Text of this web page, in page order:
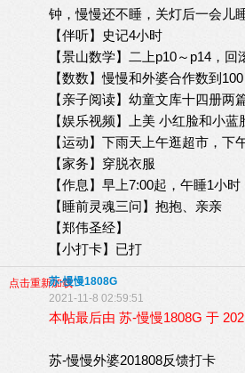
钟，慢慢还不睡，关灯后一会儿
【伴听】史记4小时
【景山数学】二上p10～p14，回
【数数】慢慢和外婆合作数到100
【亲子阅读】幼童文库十四册两
【娱乐视频】上美 小红脸和小蓝
【运动】下雨天上午逛超市，下
【家务】穿脱衣服
【作息】早上7:00起，午睡1小
【睡前灵魂三问】抱抱、亲亲
【郑伟圣经】
【小打卡】已打
点击重新加载苏-慢慢1808G
2021-11-8 02:59:51
本帖最后由 苏-慢慢1808G 于
苏-慢慢外婆201808反馈打卡